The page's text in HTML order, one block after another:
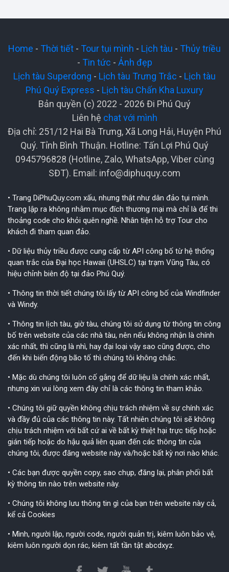
Home - Thời tiết - Tour tụi mình - Lịch tàu - Thủy triều
- Tin tức - Ảnh đẹp
Lịch tàu Superdong - Lịch tàu Trưng Trắc - Lịch tàu
Phú Quý Express - Lịch tàu Chấn Kha Luxury
Bản quyền (c) 2022 - 2026 Đi Phú Quý
Liên hệ chat với mình
Địa chỉ: 251/12 Hai Bà Trưng, Xã Long Hải, Huyện Phú
Quý. Tỉnh Bình Thuận. Hotline: Tấn Lợi Phú Quý
0945796828 (Hotline, Zalo, WhatsApp, Viber cùng
SĐT). Email: info@diphuquy.com
• Trang DiPhuQuy.com xấu, nhưng thật như dân đảo tụi mình.
Trang lập ra không nhằm mục đích thương mại mà chỉ là để thi
thoảng code cho khỏi quên nghề. Nhân tiện hỗ trợ Tour cho
khách đi tham quan đảo.
• Dữ liệu thủy triều được cung cấp từ API công bố từ hệ thống
quan trắc của Đại học Hawaii (UHSLC) tại trạm Vũng Tàu, có
hiệu chỉnh biên độ tại đảo Phú Quý.
• Thông tin thời tiết chúng tôi lấy từ API công bố của Windfinder
và Windy.
• Thông tin lịch tàu, giờ tàu, chúng tôi sử dụng từ thông tin công
bố trên website của các nhà tàu, nên nếu không nhận là chính
xác nhất, thì cũng là nhì, hay đại loại vậy sao cũng được, cho
đến khi biển động bão tố thì chúng tôi không chắc.
• Mặc dù chúng tôi luôn cố gắng để dữ liệu là chính xác nhất,
nhưng xin vui lòng xem đây chỉ là các thông tin tham khảo.
• Chúng tôi giữ quyền không chịu trách nhiệm về sự chính xác
và đầy đủ của các thông tin này. Tất nhiên chúng tôi sẽ không
chịu trách nhiệm với bất cứ ai về bất kỳ thiệt hại trực tiếp hoặc
gián tiếp hoặc do hậu quả liên quan đến các thông tin của
chúng tôi, được đăng website này và/hoặc bất kỳ nơi nào khác.
• Các bạn được quyền copy, sao chụp, đăng lại, phân phối bất
kỳ thông tin nào trên website này.
• Chúng tôi không lưu thông tin gì của bạn trên website này cả,
kể cả Cookies
• Mình, người lập, người code, người quản trị, kiêm luôn bảo vệ,
kiêm luôn người dọn rác, kiêm tất tần tật abcdxyz.